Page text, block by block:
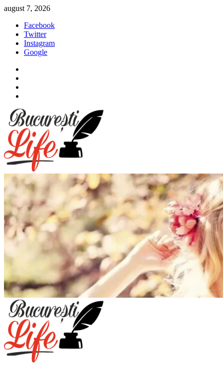
Sari
conținut
august 7, 2026
Facebook
Twitter
Instagram
Google
Meniu
principal